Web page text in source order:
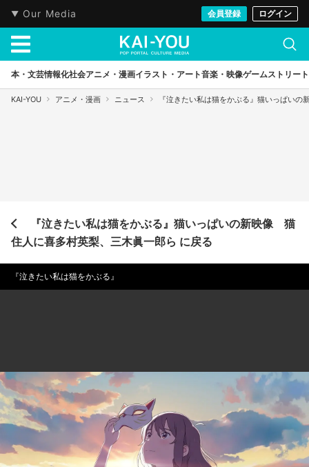
Our Media 会員登録 ログイン
本・文芸情報化社会アニメ・漫画イラスト・アート音楽・映像ゲームストリート
KAI-YOU アニメ・漫画 ニュース 『泣きたい私は猫をかぶる』猫いっぱい
『泣きたい私は猫をかぶる』猫いっぱいの新映像 猫
住人に喜多村英梨、三木眞一郎ら に戻る
『泣きたい私は猫をかぶる』